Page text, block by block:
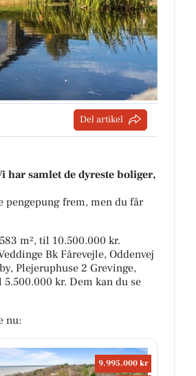
Del artikel
har samlet de dyreste boliger,
pengepung frem, men du får
m², til 10.500.000 kr.
Bk Fårevejle, Oddenvej
Plejeruphuse 2 Grevinge,
kr. Dem kan du se
nu:
9.995.000 kr